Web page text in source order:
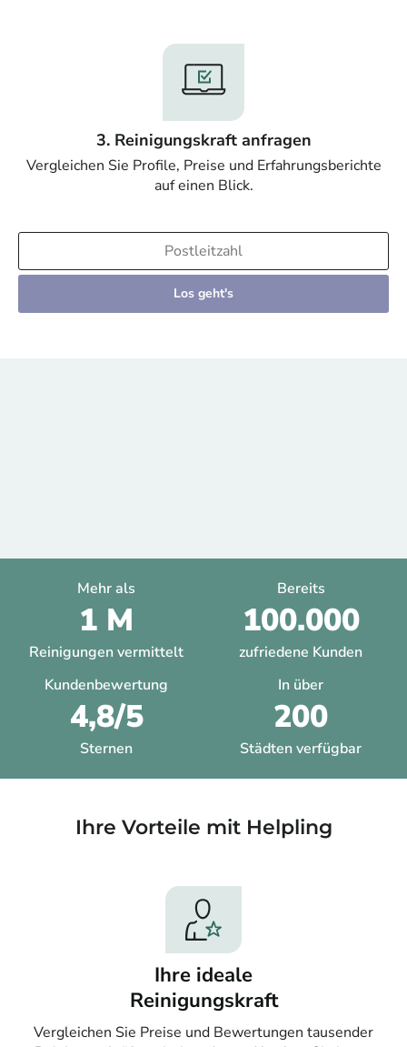
3. Reinigungskraft anfragen
Vergleichen Sie Profile, Preise und Erfahrungsberichte
auf einen Blick.
Los geht's
Mehr als
1 M
Reinigungen vermittelt
Bereits
100.000
zufriedene Kunden
Kundenbewertung
4,8/5
Sternen
In über
200
Städten verfügbar
Ihre Vorteile mit Helpling​
Ihre ideale
Reinigungskraft
Vergleichen Sie Preise und Bewertungen tausender